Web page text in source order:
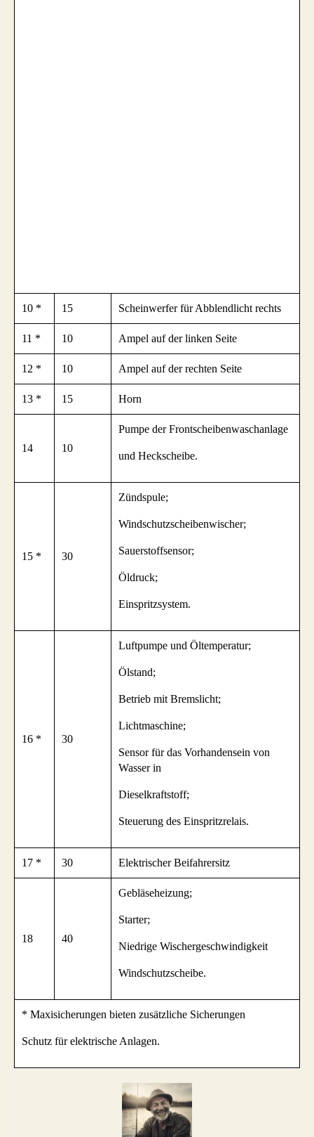
10 * 15 Scheinwerfer für Abblendlicht rechts
11 * 10 Ampel auf der linken Seite
12 * 10 Ampel auf der rechten Seite
13 * 15 Horn
14 10
Pumpe der Frontscheibenwaschanlage
und Heckscheibe.
15 * 30
Zündspule;
Windschutzscheibenwischer;
Sauerstoffsensor;
Öldruck;
Einspritzsystem.
16 * 30
Luftpumpe und Öltemperatur;
Ölstand;
Betrieb mit Bremslicht;
Lichtmaschine;
Sensor für das Vorhandensein von
Wasser in
Dieselkraftstoff;
Steuerung des Einspritzrelais.
17 * 30 Elektrischer Beifahrersitz
18 40
Gebläseheizung;
Starter;
Niedrige Wischergeschwindigkeit
Windschutzscheibe.
* Maxisicherungen bieten zusätzliche Sicherungen
Schutz für elektrische Anlagen.